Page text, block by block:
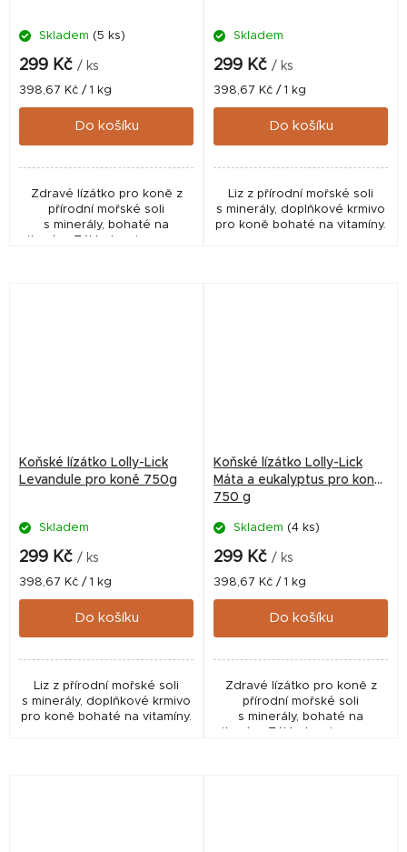
Skladem (5 ks)
299 Kč / ks
Měrná
cena:
398,67 Kč / 1 kg
Do košíku
Zdravé lízátko pro koně z
přírodní mořské soli
s minerály, bohaté na
vitamíny. Základem je vysoce
Skladem
299 Kč / ks
Měrná
cena:
398,67 Kč / 1 kg
Do košíku
Liz z přírodní mořské soli
s minerály, doplňkové krmivo
pro koně bohaté na vitamíny.
Koňské lízátko Lolly-Lick
Levandule pro koně 750g
Skladem
299 Kč / ks
Měrná
cena:
398,67 Kč / 1 kg
Do košíku
Liz z přírodní mořské soli
s minerály, doplňkové krmivo
pro koně bohaté na vitamíny.
Koňské lízátko Lolly-Lick
Máta a eukalyptus pro koně
750 g
Skladem (4 ks)
299 Kč / ks
Měrná
cena:
398,67 Kč / 1 kg
Do košíku
Zdravé lízátko pro koně z
přírodní mořské soli
s minerály, bohaté na